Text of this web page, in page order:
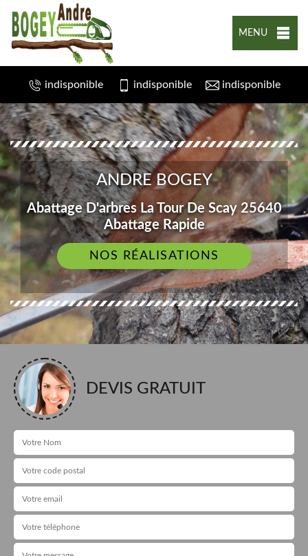
MENU
indisponible indisponible indisponible
ANDRE BOGEY
Abattage D'arbres La Tour De Scay 25640
Abattage Rapide
NOS RÉALISATIONS
DEVIS GRATUIT